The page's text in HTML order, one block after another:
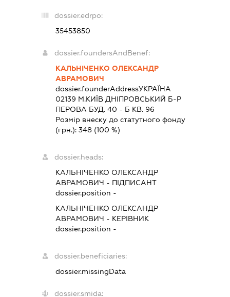
dossier.edrpo:
35453850
dossier.foundersAndBenef:
КАЛЬНІЧЕНКО ОЛЕКСАНДР
АВРАМОВИЧ
dossier.founderAddressУКРАЇНА
02139 М.КИЇВ ДНІПРОВСЬКИЙ Б-Р
ПЕРОВА БУД. 40 - Б КВ. 96
Розмір внеску до статутного фонду
(грн.):348 (100 %)
dossier.heads:
КАЛЬНІЧЕНКО ОЛЕКСАНДР
АВРАМОВИЧ - ПІДПИСАНТ
dossier.position -
КАЛЬНІЧЕНКО ОЛЕКСАНДР
АВРАМОВИЧ - КЕРІВНИК
dossier.position -
dossier.beneficiaries:
dossier.missingData
dossier.smida: